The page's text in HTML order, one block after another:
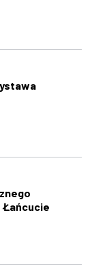
Łańcucie